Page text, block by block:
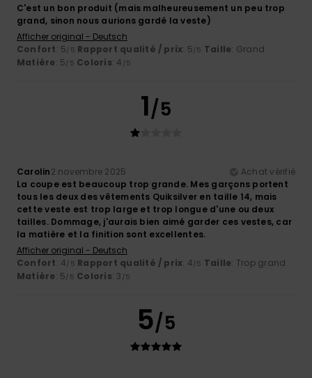
C'est un bon produit (mais malheureusement un peu trop
grand, sinon nous aurions gardé la veste)
Afficher original - Deutsch
Confort: 5/5 Rapport qualité / prix: 5/5 Taille: Grand
Matière: 5/5 Coloris: 4 /5
1/5
Carolin2 novembre 2025
Achat vérifié
La coupe est beaucoup trop grande. Mes garçons portent
tous les deux des vêtements Quiksilver en taille 14, mais
cette veste est trop large et trop longue d'une ou deux
tailles. Dommage, j'aurais bien aimé garder ces vestes, car
la matière et la finition sont excellentes.
Afficher original - Deutsch
Confort: 4/5 Rapport qualité / prix: 4/5 Taille: Trop grand
Matière: 5/5 Coloris: 3 /5
5/5